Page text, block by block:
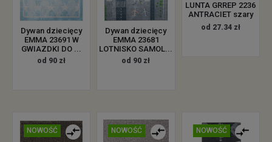
Dywan dziecięcy
EMMA 23691 W
GWIAZDKI DO ...
od 90 zł
Dywan dziecięcy
EMMA 23681
LOTNISKO SAMOL...
od 90 zł
LUNTA GRREP 2236
ANTRACIET szary
od 27.34 zł
NOWOŚĆ NOWOŚĆ NOWOŚĆ